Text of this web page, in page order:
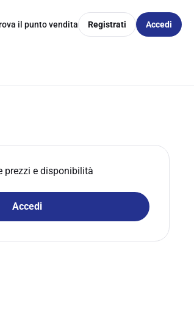
il punto vendita Registrati Accedi
prezzi e disponibilità
Accedi